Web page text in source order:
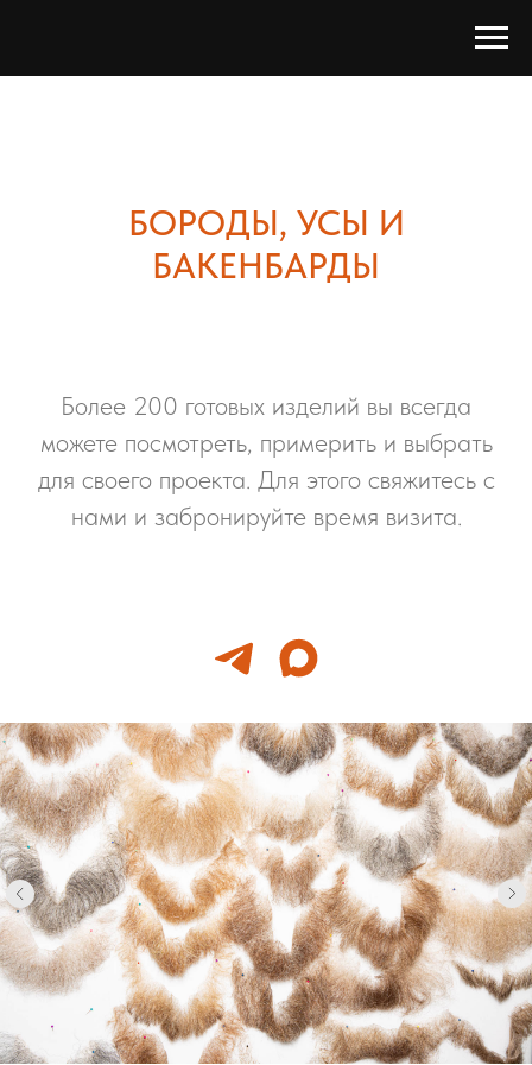
БОРОДЫ, УСЫ И
БАКЕНБАРДЫ
Более 200 готовых изделий вы всегда
можете посмотреть, примерить и выбрать
для своего проекта. Для этого свяжитесь с
нами и забронируйте время визита.